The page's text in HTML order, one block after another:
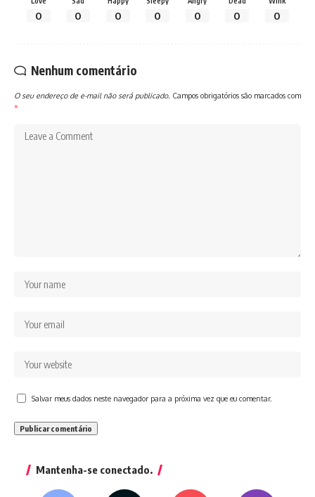
0 0 0 0 0 0 0
Nenhum comentário
O seu endereço de e-mail não será publicado. Campos obrigatórios são marcados com
*
Salvar meus dados neste navegador para a próxima vez que eu comentar.
Mantenha-se conectado.